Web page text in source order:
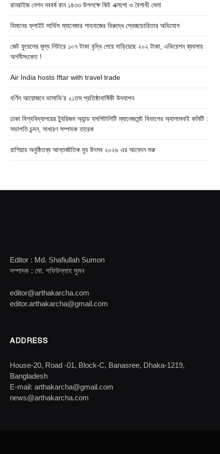
রানরাইজ নেশন নববর্ষ রান ১৪৩৩ উপলক্ষে কিট এক্সপো ও বৈশাখী মেলা
বিমানের ফ্লাইট সার্ভিস ম্যানেজার শাহনাজের বিরুদ্ধে স্বেচ্ছাচারিতার অভিযোগ
জেট ফুয়েলের মূল্য লিটারে ১০৭ টাকা বৃদ্ধি পেয়ে দাড়িয়েছে ২০২ টাকা, এভিয়েশন ব্যবসায়
অশনীসংকেত !
Air India hosts Iftar with travel trade
বর্ণিল আয়োজনে ভাসাভি’র ২১তম প্রতিষ্ঠাবার্ষিকী উদযাপন
ঢাকা বিশ্ববিদ্যালয়ের ট্যুরিজম অ্যান্ড হসপিটালিটি ম্যানেজমেন্ট বিভাগের অ্যালামনাই কমিটি :
সভাপতি চন্দন, সাধারণ সম্পাদক তারেক
রাশিয়ায় অনুষ্ঠিতব্য আন্তর্জাতিক যুব উৎসব ২০২৬ এর আবেদন শুরু
Editor : Md. Shafiullah Sumon
সম্পাদক : মো. শফিউল্লাহ সুমন
editor@arthakarcha.com
editor.arthakarcha@gmail.com
ADDRESS
House-20, Road -01, Block-C, Banasree, Dhaka-1219,
Bangladesh
E-mail: arthakarcha@gmail.com
news@arthakarcha.com